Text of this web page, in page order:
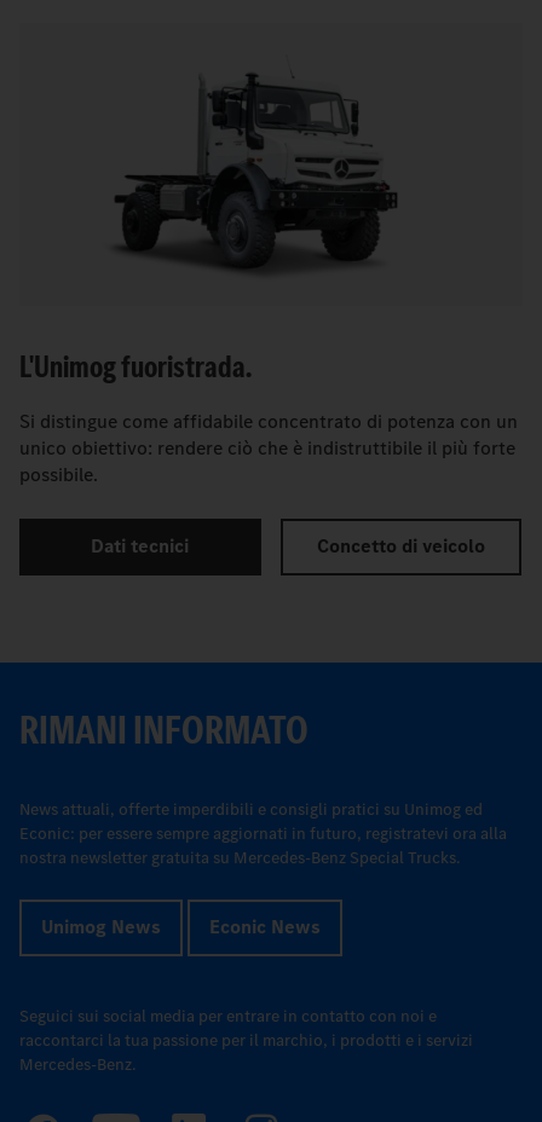
L'Unimog fuoristrada.
Si distingue come affidabile concentrato di potenza con un
unico obiettivo: rendere ciò che è indistruttibile il più forte
possibile.
Dati tecnici Concetto di veicolo
RIMANI INFORMATO
News attuali, offerte imperdibili e consigli pratici su Unimog ed
Econic: per essere sempre aggiornati in futuro, registratevi ora alla
nostra newsletter gratuita su Mercedes-Benz Special Trucks.
Unimog News Econic News
Seguici sui social media per entrare in contatto con noi e
raccontarci la tua passione per il marchio, i prodotti e i servizi
Mercedes-Benz.